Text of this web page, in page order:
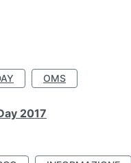
OMS
2017